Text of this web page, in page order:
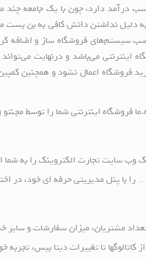
درآمد دارد، چون با یک جامعه
نداشتن دانش کافی به بن بست
سیستم‌های فروشگاه ساز و اضافه
اینترنتی می‌باشد و درنهایت
اعمال نشود و همچنین
فروشگاه اینترنتی شما را توسط
وب سایت تجارت الکتروینک را به شما
را با پنل مدیریتی حرفه ای خود، در
تعداد مشتریان، میزان سفارشات و
کاتالوگها تا تغییرات دیتا بیس، تجربه